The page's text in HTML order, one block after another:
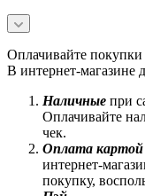
Оплачивайте
В интернет-магазине
Наличные при
Оплачивайте
чек.
Оплата картой
интернет-
покупку,